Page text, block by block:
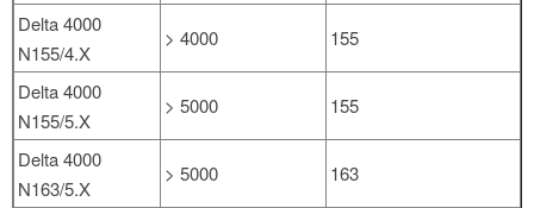
Delta 4000
N155/4.X
> 4000 155
Delta 4000
N155/5.X
> 5000 155
Delta 4000
N163/5.X
> 5000 163